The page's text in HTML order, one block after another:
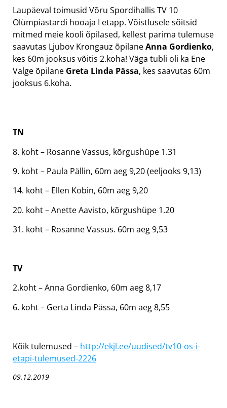
Laupäeval toimusid Võru Spordihallis TV 10
Olümpiastardi hooaja I etapp. Võistlusele sõitsid
mitmed meie kooli õpilased, kellest parima tulemuse
saavutas Ljubov Krongauz õpilaneAnna Gordienko,
kes 60m jooksus võitis 2.koha! Väga tubli oli ka Ene
Valge õpilane Greta Linda Pässa, kes saavutas 60m
jooksus 6.koha.
TN
8. koht – Rosanne Vassus, kõrgushüpe 1.31
9. koht – Paula Pällin, 60m aeg 9,20 (eeljooks 9,13)
14. koht – Ellen Kobin, 60m aeg 9,20
20. koht – Anette Aavisto, kõrgushüpe 1.20
31. koht – Rosanne Vassus. 60m aeg 9,53
TV
2.koht – Anna Gordienko, 60m aeg 8,17
6. koht – Gerta Linda Pässa, 60m aeg 8,55
Kõik tulemused – http://ekjl.ee/uudised/tv10-os-i-
etapi-tulemused-2226
09.12.2019